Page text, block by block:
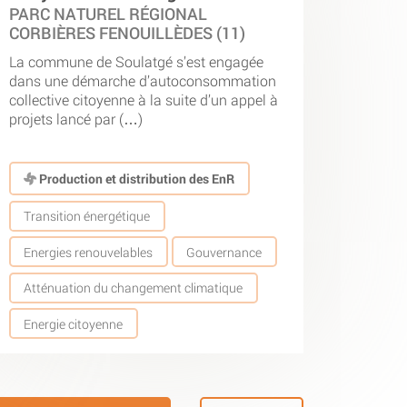
PARC NATUREL RÉGIONAL
CORBIÈRES FENOUILLÈDES (11)
La commune de Soulatgé s’est engagée
dans une démarche d’autoconsommation
collective citoyenne à la suite d’un appel à
projets lancé par (…)
Production et distribution des EnR
Transition énergétique
Energies renouvelables Gouvernance
Atténuation du changement climatique
Energie citoyenne